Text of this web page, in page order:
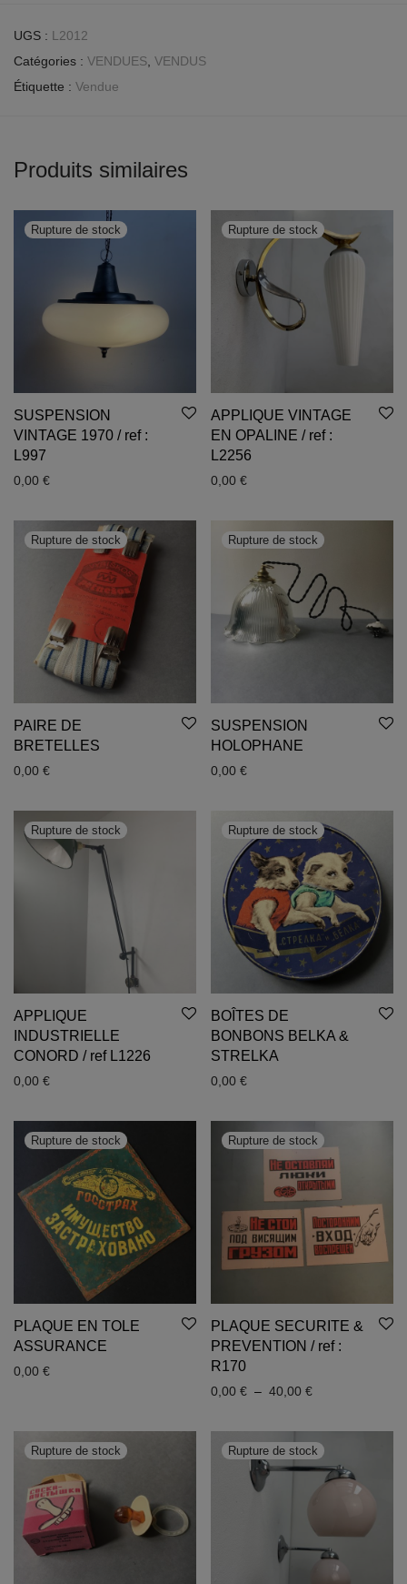
UGS : L2012
Catégories : VENDUES VENDUS
Étiquette : Vendue
Produits similaires
SUSPENSION
VINTAGE 1970 / ref :
L997
0,00 €
APPLIQUE VINTAGE
EN OPALINE / ref :
L2256
0,00 €
PAIRE DE
BRETELLES
0,00 €
SUSPENSION
HOLOPHANE
0,00 €
APPLIQUE
INDUSTRIELLE
CONORD / ref L1226
0,00 €
BOÎTES DE
BONBONS BELKA &
STRELKA
0,00 €
PLAQUE EN TOLE
ASSURANCE
0,00 €
PLAQUE SECURITE &
PREVENTION / ref :
R170
0,00 € – 40,00 €Plage de prix :